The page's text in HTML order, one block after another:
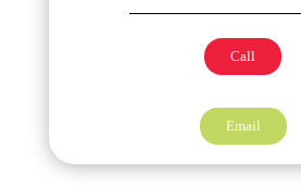
Call
Email